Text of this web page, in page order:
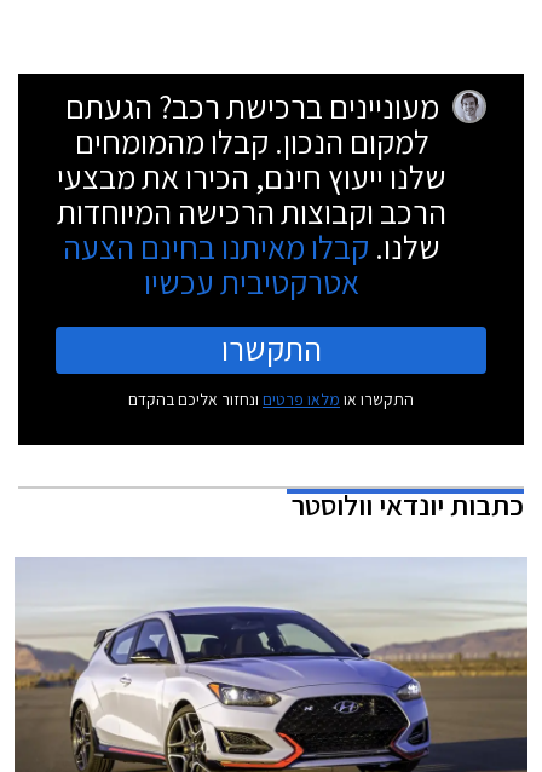
מעוניינים ברכישת רכב? הגעתם
למקום הנכון. קבלו מהמומחים
שלנו ייעוץ חינם, הכירו את מבצעי
הרכב וקבוצות הרכישה המיוחדות
שלנו. קבלו מאיתנו בחינם הצעה
אטרקטיבית עכשיו
התקשרו
התקשרו או מלאו פרטים ונחזור אליכם בהקדם
כתבותיונדאי וולוסטר